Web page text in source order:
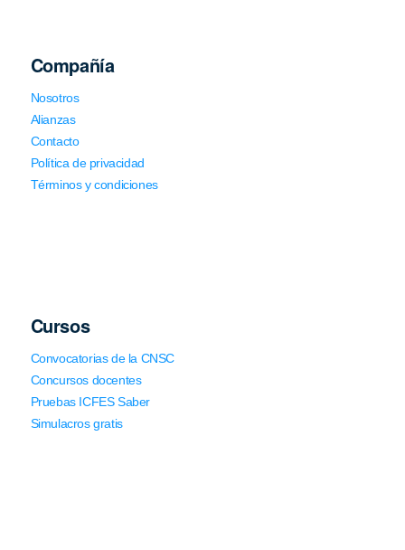
Compañía
Nosotros
Alianzas
Contacto
Política de privacidad
Términos y condiciones
Cursos
Convocatorias de la CNSC
Concursos docentes
Pruebas ICFES Saber
Simulacros gratis